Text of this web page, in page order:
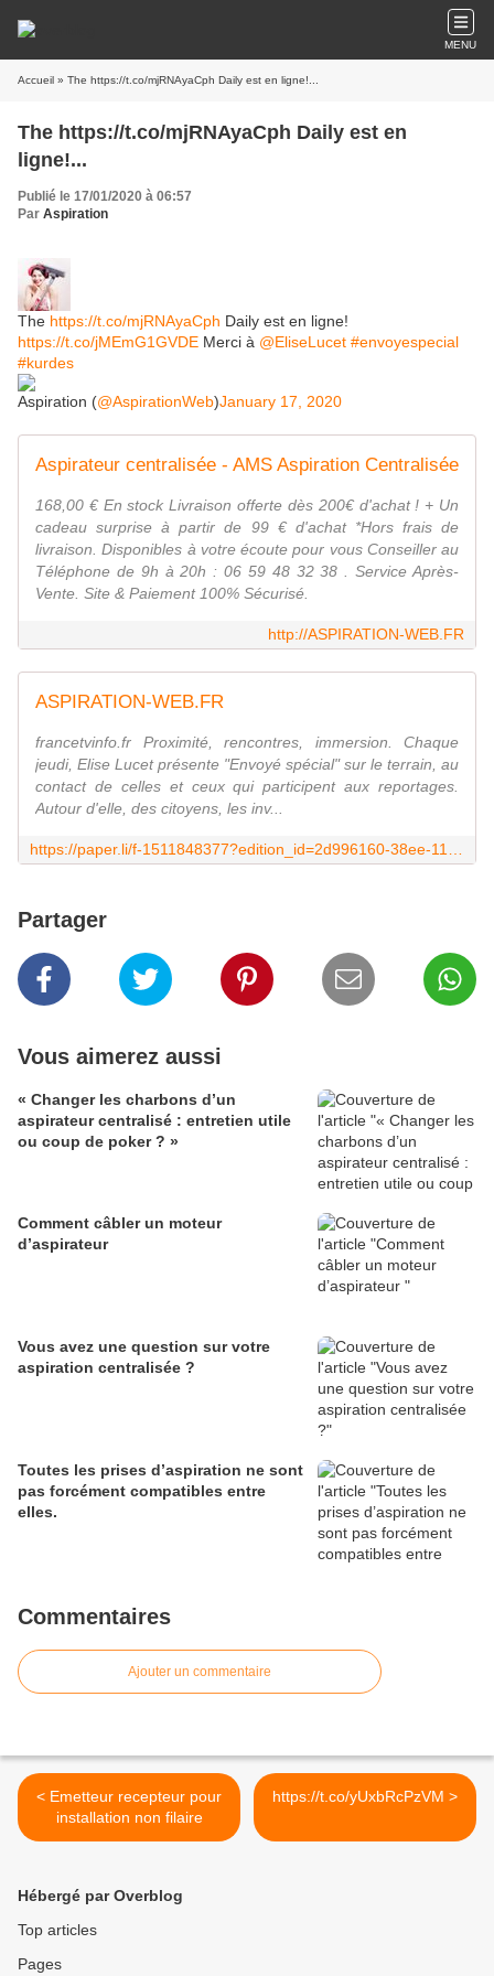
MENU
Accueil » The https://t.co/mjRNAyaCph Daily est en ligne!...
The https://t.co/mjRNAyaCph Daily est en
ligne!...
Publié le 17/01/2020 à 06:57
Par Aspiration
The https://t.co/mjRNAyaCph Daily est en ligne!
https://t.co/jMEmG1GVDE Merci à @EliseLucet #envoyespecial
#kurdes
Aspiration (@AspirationWeb)January 17, 2020
Aspirateur centralisée - AMS Aspiration Centralisée
168,00 € En stock Livraison offerte dès 200€ d'achat ! + Un
cadeau surprise à partir de 99 € d'achat *Hors frais de
livraison. Disponibles à votre écoute pour vous Conseiller au
Téléphone de 9h à 20h : 06 59 48 32 38 . Service Après-
Vente. Site & Paiement 100% Sécurisé.
http://ASPIRATION-WEB.FR
ASPIRATION-WEB.FR
francetvinfo.fr Proximité, rencontres, immersion. Chaque
jeudi, Elise Lucet présente "Envoyé spécial" sur le terrain, au
contact de celles et ceux qui participent aux reportages.
Autour d'elle, des citoyens, les inv...
Partager
Vous aimerez aussi
« Changer les charbons d’un
aspirateur centralisé : entretien utile
ou coup de poker ? »
Comment câbler un moteur
d’aspirateur
Vous avez une question sur votre
aspiration centralisée ?
Toutes les prises d’aspiration ne sont
pas forcément compatibles entre
elles.
Commentaires
Ajouter un commentaire
< Emetteur recepteur pour
installation non filaire
https://t.co/yUxbRcPzVM >
Hébergé par Overblog
Top articles
Pages